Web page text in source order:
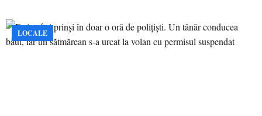
LOCALE